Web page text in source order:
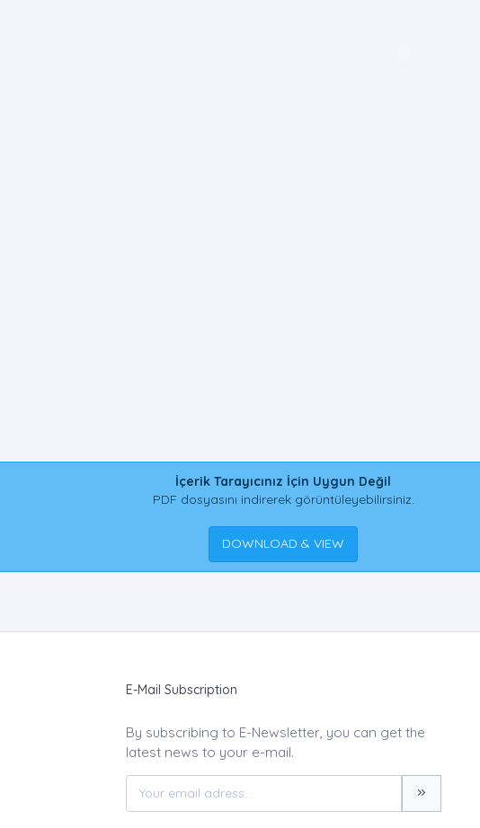
İçerik Tarayıcınız İçin Uygun Değil
PDF dosyasını indirerek görüntüleyebilirsiniz.
DOWNLOAD & VIEW
E-Mail Subscription
By subscribing to E-Newsletter, you can get the
latest news to your e-mail.